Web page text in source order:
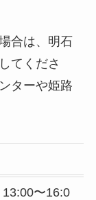
合は、明石
てくださ
ターや姫路
13:00〜16:0